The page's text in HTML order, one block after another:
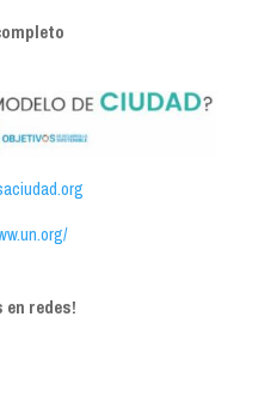
en redes!